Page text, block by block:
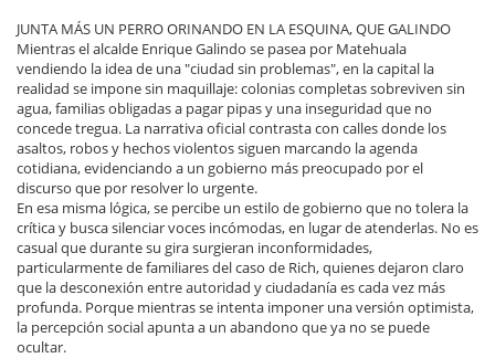
JUNTA MÁS UN PERRO ORINANDO EN LA ESQUINA, QUE GALINDO
Mientras el alcalde Enrique Galindo se pasea por Matehuala
vendiendo la idea de una "ciudad sin problemas", en la capital la
realidad se impone sin maquillaje: colonias completas sobreviven sin
agua, familias obligadas a pagar pipas y una inseguridad que no
concede tregua. La narrativa oficial contrasta con calles donde los
asaltos, robos y hechos violentos siguen marcando la agenda
cotidiana, evidenciando a un gobierno más preocupado por el
discurso que por resolver lo urgente.
En esa misma lógica, se percibe un estilo de gobierno que no tolera la
crítica y busca silenciar voces incómodas, en lugar de atenderlas. No es
casual que durante su gira surgieran inconformidades,
particularmente de familiares del caso de Rich, quienes dejaron claro
que la desconexión entre autoridad y ciudadanía es cada vez más
profunda. Porque mientras se intenta imponer una versión optimista,
la percepción social apunta a un abandono que ya no se puede
ocultar.